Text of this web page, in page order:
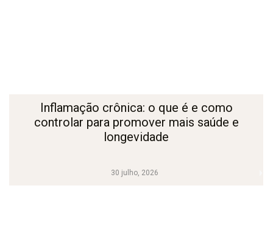
30 julho, 2026
Inflamação crônica: o que é e como
controlar para promover mais saúde e
longevidade